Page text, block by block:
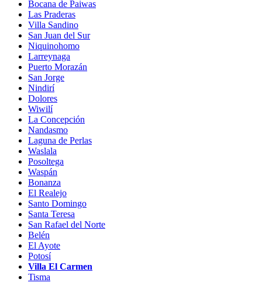
Bocana de Paiwas
Las Praderas
Villa Sandino
San Juan del Sur
Niquinohomo
Larreynaga
Puerto Morazán
San Jorge
Nindirí
Dolores
Wiwilí
La Concepción
Nandasmo
Laguna de Perlas
Waslala
Posoltega
Waspán
Bonanza
El Realejo
Santo Domingo
Santa Teresa
San Rafael del Norte
Belén
El Ayote
Potosí
Villa El Carmen
Tisma